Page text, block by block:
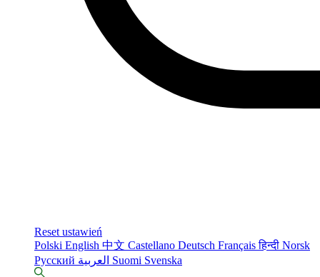
Reset ustawień
Polski English 中文 Castellano Deutsch Françaisहिन्दी Norsk
Русский
Suomi Svenska